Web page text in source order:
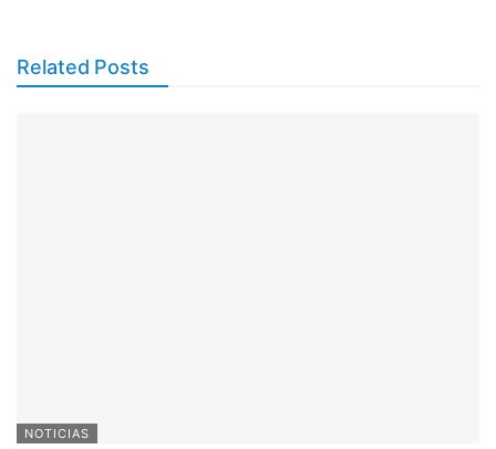
Related Posts
NOTICIAS